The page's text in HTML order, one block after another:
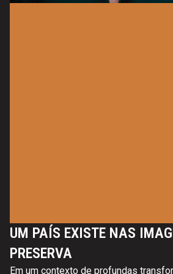
UM PAÍS EXISTE NAS
PRESERVA
Em um contexto de profundas